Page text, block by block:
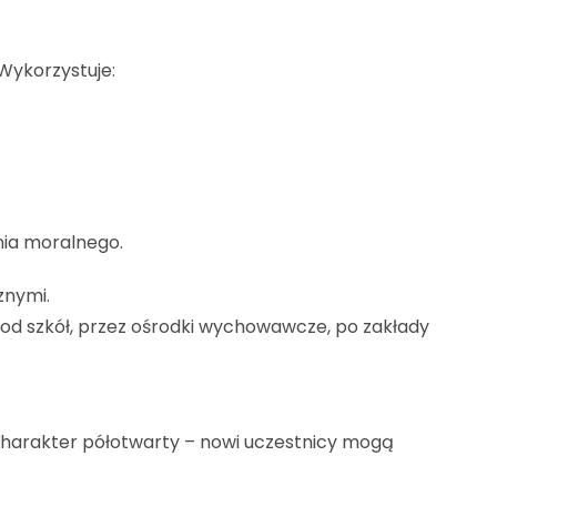
moralnego.
przez ośrodki wychowawcze, po zakłady
półotwarty – nowi uczestnicy mogą